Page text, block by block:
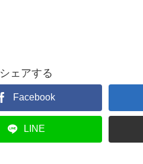
シェアする
Facebook
LINE